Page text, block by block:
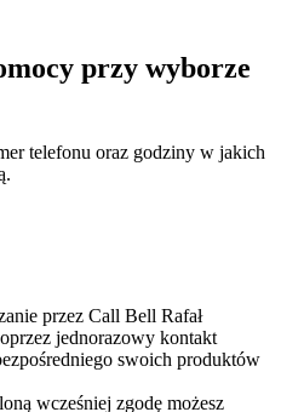
przy wyborze
telefonu oraz godziny w jakich
przez Call Bell Rafał
jednorazowy kontakt
swoich produktów
wcześniej zgodę możesz